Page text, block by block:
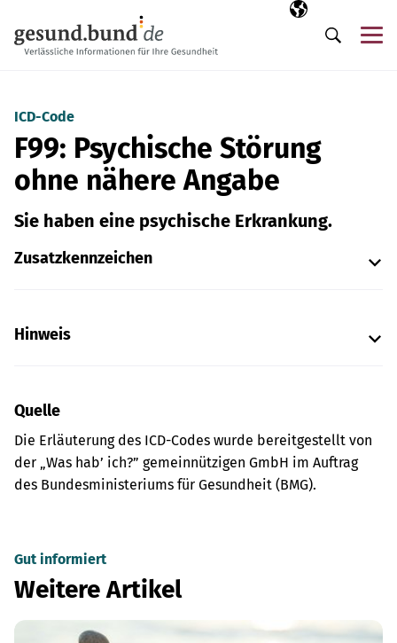
Ausgewählte
DE
Suche
ICD-Code
F99: Psychische Störung
ohne nähere Angabe
Sie haben eine psychische Erkrankung.
Zusatzkennzeichen
Hinweis
Quelle
Die Erläuterung des ICD-Codes wurde bereitgestellt von
der „Was hab’ ich?” gemeinnützigen GmbH im Auftrag
des Bundesministeriums für Gesundheit (BMG).
Gut informiert
Weitere Artikel